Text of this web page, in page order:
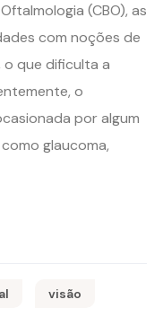
(CBO), as
com noções de
que dificulta a
o
por algum
glaucoma,
visão